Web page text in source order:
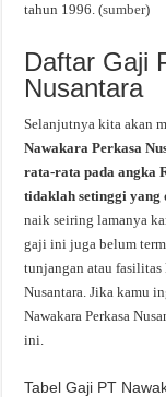
tahun 1996. (sumber)
Daftar Gaji
Nusantara
Selanjutnya kita akan
Nawakara Perkasa
rata-rata pada angka
tidaklah setinggi
naik seiring lamanya
gaji ini juga belum
tunjangan atau fasilitas
Nusantara. Jika kamu
Nawakara Perkasa
ini.
Tabel Gaji PT